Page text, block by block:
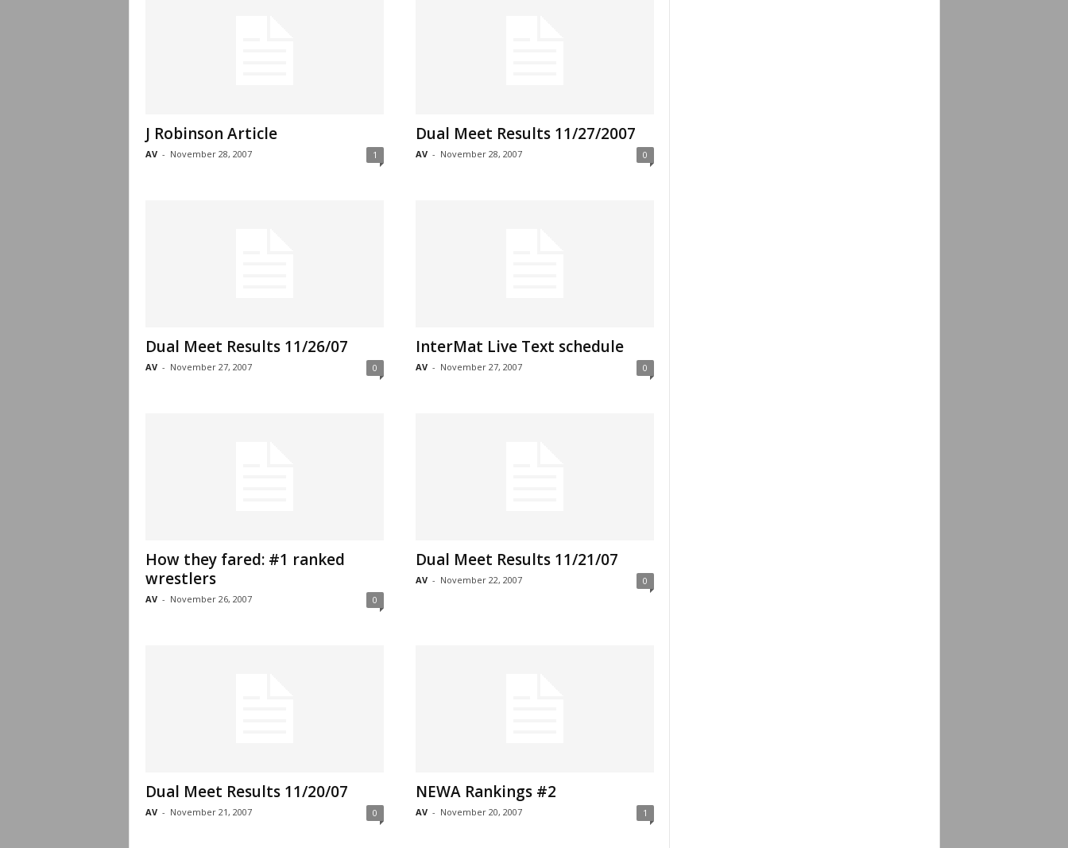
J Robinson Article
AV - November 28, 2007 1
Dual Meet Results 11/27/2007
AV - November 28, 2007 0
Dual Meet Results 11/26/07
AV - November 27, 2007 0
InterMat Live Text schedule
AV - November 27, 2007 0
How they fared: #1 ranked
wrestlers
AV - November 26, 2007 0
Dual Meet Results 11/21/07
AV - November 22, 2007 0
Dual Meet Results 11/20/07
AV - November 21, 2007 0
NEWA Rankings #2
AV - November 20, 2007 1